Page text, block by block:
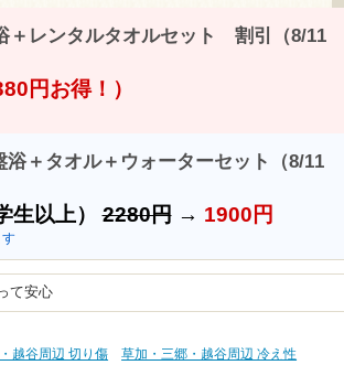
＋レンタルタオルセット 割引（8/11
円お得！）
浴＋タオル＋ウォーターセット（8/11
生以上）2280円→ 1900円
て安心
越谷周辺 切り傷
草加・三郷・越谷周辺 冷え性